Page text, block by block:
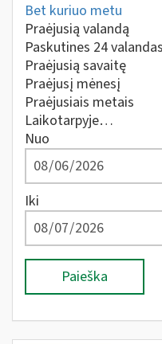
Bet kuriuo metu
Praėjusią valandą
Paskutines 24 valandas
Praėjusią savaitę
Praėjusį mėnesį
Praėjusiais metais
Laikotarpyje…
Nuo
Iki
Paieška